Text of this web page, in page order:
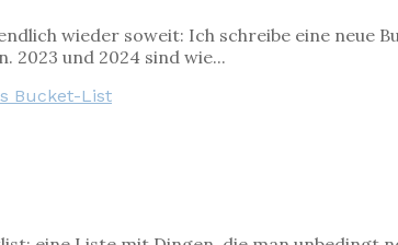
wieder soweit: Ich schreibe eine neue
2023 und 2024 sind wie...